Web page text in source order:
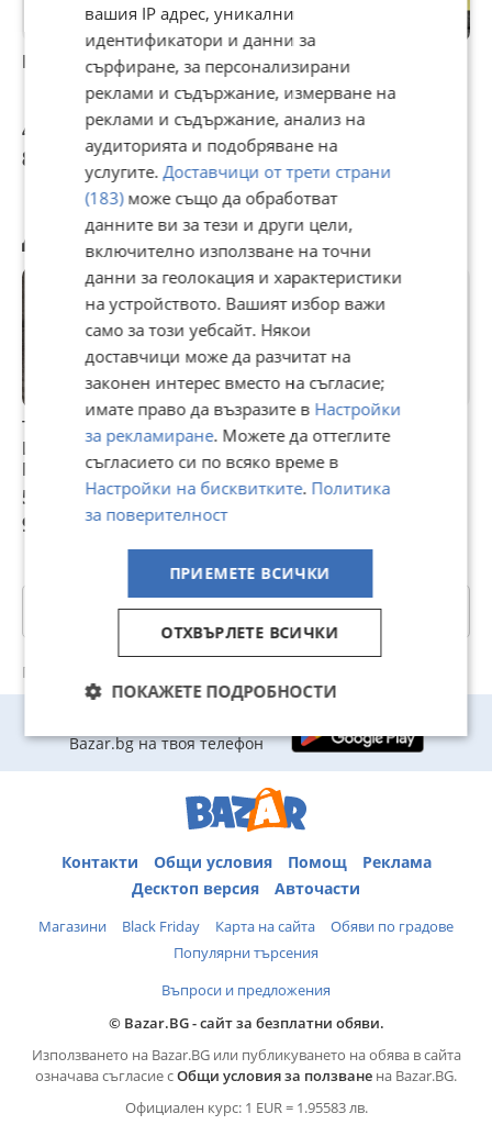
Калейдоскоп
4,09 €
8 лв
Уред за
запечатване на
хранителни
продукти
пликове/
торбички нов
5,11 €
9,99 лв
Кастанеда, както
вяра, представена
чрез житията на
Светите
мъченици
5,11 €
9,99 лв
Другите разглеждат също
ТАЙНСТВОТО НА
ИЗПОВЕДТА И
ПОКАЯНИЕТО
5,11 €
9,99 лв
По дирите на
изчезналите
софийски кръчми
5,11 €
9,99 лв
Иво Андрич
-Мостове
5,11 €
Категории
Преглеждания: 146
Bazar.bg на твоя телефон
Контакти Общи условия Помощ
Реклама
Десктоп версия
Авточасти
Магазини Black Friday Карта на сайта
Обяви по градове
Популярни търсения
Въпроси и предложения
© Bazar.BG - сайт за безплатни обяви.
Използването на Bazar.BG или публикуването на обява в сайта
означава съгласие сОбщи условия за ползване на Bazar.BG.
Официален курс: 1 EUR = 1.95583 лв.
вашия IP адрес, уникални
идентификатори и данни за
сърфиране, за персонализирани
реклами и съдържание, измерване на
реклами и съдържание, анализ на
аудиторията и подобряване на
услугите. Доставчици от трети страни
(183)може също да обработват
данните ви за тези и други цели,
включително използване на точни
данни за геолокация и характеристики
на устройството. Вашият избор важи
само за този уебсайт. Някои
доставчици може да разчитат на
законен интерес вместо на съгласие;
имате право да възразите в Настройки
за рекламиране. Можете да оттеглите
съгласието си по всяко време в
Настройки на бисквитките. Политика
за поверителност
ПРИЕМЕТЕ ВСИЧКИ
ОТХВЪРЛЕТЕ ВСИЧКИ
ПОКАЖЕТЕ ПОДРОБНОСТИ